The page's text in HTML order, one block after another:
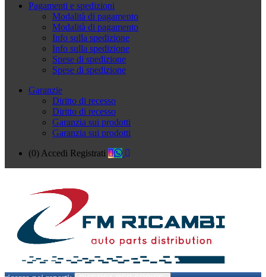
Pagamenti e spedizioni
Modalità di pagamento
Modalità di pagamento
Info sulla spedizione
Info sulla spedizione
Spese di spedizione
Spese di spedizione
Garanzie
Diritto di recesso
Diritto di recesso
Garanzia sui prodotti
Garanzia sui prodotti
(0) Accedi Registrati